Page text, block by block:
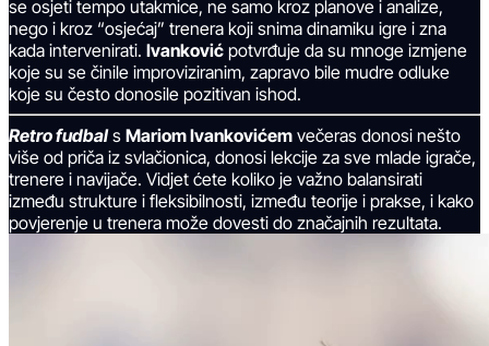
se osjeti tempo utakmice, ne samo kroz planove i analize,
nego i kroz “osjećaj” trenera koji snima dinamiku igre i zna
kada intervenirati. Ivanković potvrđuje da su mnoge izmjene
koje su se činile improviziranim, zapravo bile mudre odluke
koje su često donosile pozitivan ishod.
Retro fudbals Mariom Ivankovićem večeras donosi nešto
više od priča iz svlačionica, donosi lekcije za sve mlade igrače,
trenere i navijače. Vidjet ćete koliko je važno balansirati
između strukture i fleksibilnosti, između teorije i prakse, i kako
povjerenje u trenera može dovesti do značajnih rezultata.